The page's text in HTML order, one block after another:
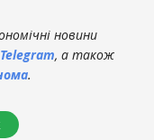
новини
Telegram, а також
.